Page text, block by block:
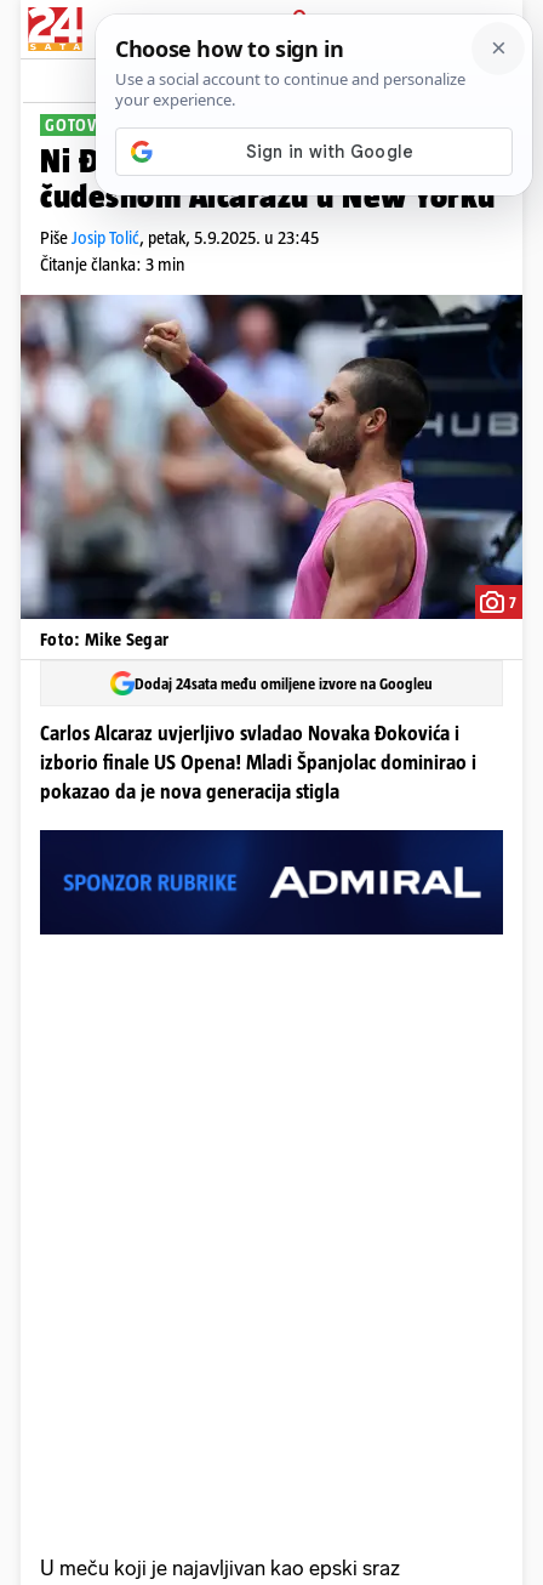
PRIJAVA
Sport Komentari
GOTOV JE NIZ SRBINA
Ni Đoković nije mogao uzeti set
čudesnom Alcarazu u New Yorku
PišeJosip Tolić, petak, 5.9.2025. u 23:45
Čitanje članka: 3 min
7
Foto: Mike Segar
Dodaj 24sata među omiljene izvore na Googleu
Carlos Alcaraz uvjerljivo svladao Novaka Đokovića i
izborio finale US Opena! Mladi Španjolac dominirao i
pokazao da je nova generacija stigla
U meču koji je najavljivan kao epski sraz